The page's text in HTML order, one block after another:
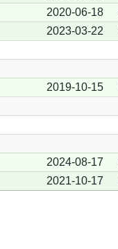
2020-06-18
2023-03-22
2019-10-15
2024-08-17
2021-10-17